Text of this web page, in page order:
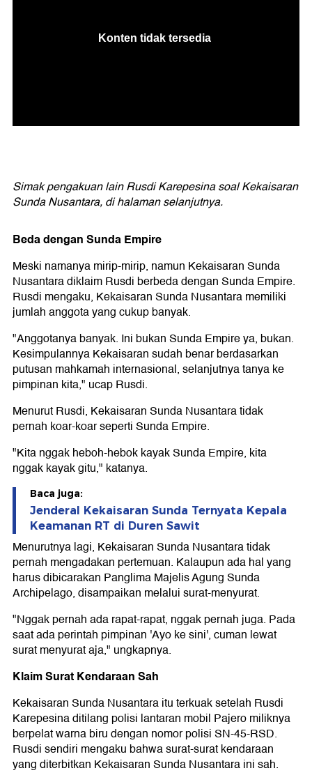
Simak pengakuan lain Rusdi Karepesina soal Kekaisaran
Sunda Nusantara, di halaman selanjutnya.
Beda dengan Sunda Empire
Meski namanya mirip-mirip, namun Kekaisaran Sunda
Nusantara diklaim Rusdi berbeda dengan Sunda Empire.
Rusdi mengaku, Kekaisaran Sunda Nusantara memiliki
jumlah anggota yang cukup banyak.
"Anggotanya banyak. Ini bukan Sunda Empire ya, bukan.
Kesimpulannya Kekaisaran sudah benar berdasarkan
putusan mahkamah internasional, selanjutnya tanya ke
pimpinan kita," ucap Rusdi.
Menurut Rusdi, Kekaisaran Sunda Nusantara tidak
pernah koar-koar seperti Sunda Empire.
"Kita nggak heboh-hebok kayak Sunda Empire, kita
nggak kayak gitu," katanya.
Baca juga:
Jenderal Kekaisaran Sunda Ternyata Kepala
Keamanan RT di Duren Sawit
Menurutnya lagi, Kekaisaran Sunda Nusantara tidak
pernah mengadakan pertemuan. Kalaupun ada hal yang
harus dibicarakan Panglima Majelis Agung Sunda
Archipelago, disampaikan melalui surat-menyurat.
"Nggak pernah ada rapat-rapat, nggak pernah juga. Pada
saat ada perintah pimpinan 'Ayo ke sini', cuman lewat
surat menyurat aja," ungkapnya.
Klaim Surat Kendaraan Sah
Kekaisaran Sunda Nusantara itu terkuak setelah Rusdi
Karepesina ditilang polisi lantaran mobil Pajero miliknya
berpelat warna biru dengan nomor polisi SN-45-RSD.
Rusdi sendiri mengaku bahwa surat-surat kendaraan
yang diterbitkan Kekaisaran Sunda Nusantara ini sah.